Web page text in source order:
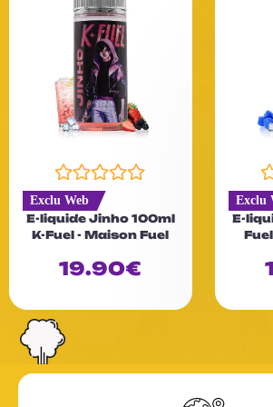
N
o
t
e
0
r
5
Exclu Web
E-liquide Jinho 100ml
K-Fuel - Maison Fuel
19.90€
N
o
t
e
0
r
Exclu
E-